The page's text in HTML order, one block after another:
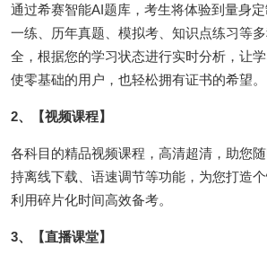
通过希赛智能AI题库，考生将体验到量身
一练、历年真题、模拟考、知识点练习等
全，根据您的学习状态进行实时分析，让
使零基础的用户，也轻松拥有证书的希望。
2、【视频课程】
各科目的精品视频课程，高清超清，助您
持离线下载、语速调节等功能，为您打造
利用碎片化时间高效备考。
3、【直播课堂】